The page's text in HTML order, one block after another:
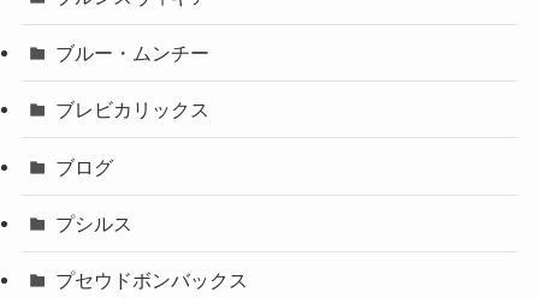
ブルー・ムンチー
ブレビカリックス
ブログ
プシルス
プセウドボンバックス